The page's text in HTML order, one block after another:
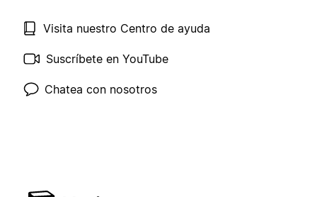
Visita nuestro Centro de ayuda
Suscríbete en YouTube
Chatea con nosotros